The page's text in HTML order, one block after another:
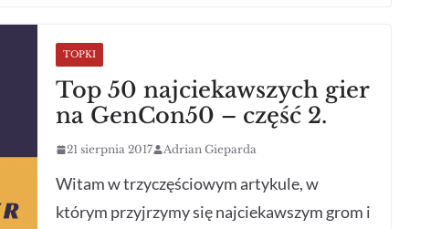
TOPKI
Top 50 najciekawszych gier
na GenCon50 – część 2.
21 sierpnia 2017 Adrian Gieparda
Witam w trzyczęściowym artykule, w
którym przyjrzymy się najciekawszym grom i